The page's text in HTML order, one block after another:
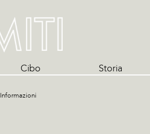
Cibo Storia
Informazioni